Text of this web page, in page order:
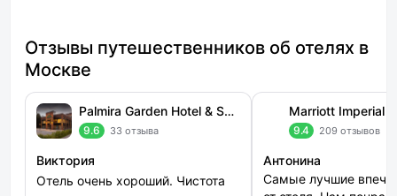
Отзывы путешественников об отелях в
Москве
Palmira Garden Hotel & SPA (Пальмира Гарден)
9.6 33 отзыва
Виктория
Отель очень хороший. Чистота
9.4 209 отзывов
Антонина
Самые лучшие